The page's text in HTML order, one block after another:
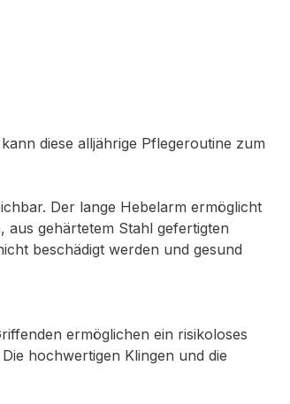
diese alljährige Pflegeroutine zum
Der lange Hebelarm ermöglicht
gehärtetem Stahl gefertigten
beschädigt werden und gesund
ermöglichen ein risikoloses
hochwertigen Klingen und die